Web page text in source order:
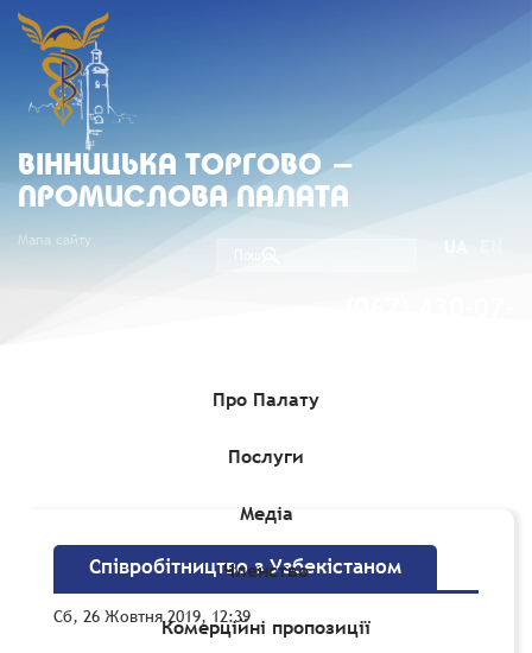
ВIННИЦЬКА ТОРГОВО -
ПРОМИСЛОВА ПАЛАТА
Мапа сайту
Про Палату
Послуги
Медіа
Членство
Комерційні пропозиції
Комерційні пропозиції»Співробітництво з
Співробітництво з Узбекістаном
Сб, 26 Жовтня 2019, 12:39